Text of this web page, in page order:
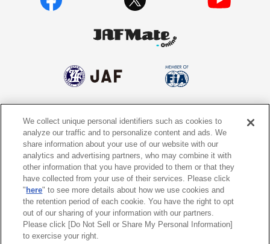
個人情報保護方針 個人情報の取り扱いについて
サイトポリシー ソーシャルメディア利用規約
特定商取引法に基づく表示 情報提供終了のお知らせ
Do Not Sell or Share My Personal
Information
We collect unique personal identifiers such as cookies to
analyze our traffic and to personalize content and ads. We
share information about your use of our website with our
analytics and advertising partners, who may combine it with
other information that you have provided to them or that they
have collected from your use of their services. Please click
" here" to see more details about how we use cookies and
the retention period of each cookie. You have the right to opt
out of our sharing of your information with our partners.
Please click [Do Not Sell or Share My Personal Information]
to exercise your right.